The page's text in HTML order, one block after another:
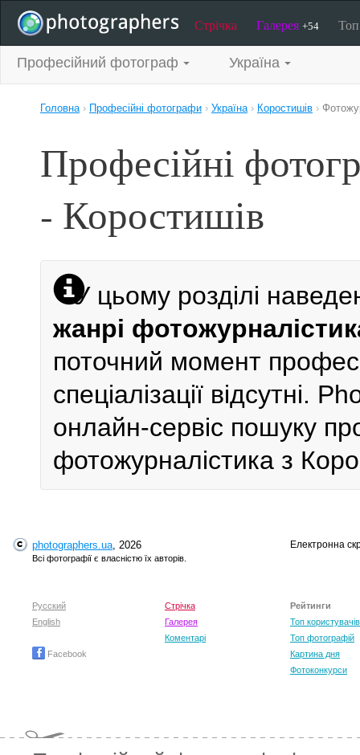
Стрічка Галерея +54
Професійний фотограф Україна
Головна› Професійні фотографи › Україна› Коростишів ›
Професійні
- Коростишів
У цьому розділі
жанрі
поточний момент
спеціалізації відсутні.
онлайн-сервіс пошуку
фотожурналістика з
photographers.ua, 2026
Всі фотографії є власністю їх авторів.
Електронна
Русский
English
Facebook
Стрічка
Галерея
Коментарі
Рейтинги
Топ користувачів
Топ фотографій
Картина дня
Фотоконкурси